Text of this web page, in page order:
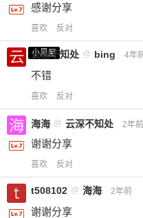
感谢分享
喜欢 反对
小黑屋
云深不知处 @ bing 4年
不错
喜欢 反对
海海 @ 云深不知处 2年前
谢谢分享
喜欢 反对
t508102 @ 海海 2年前
谢谢分享